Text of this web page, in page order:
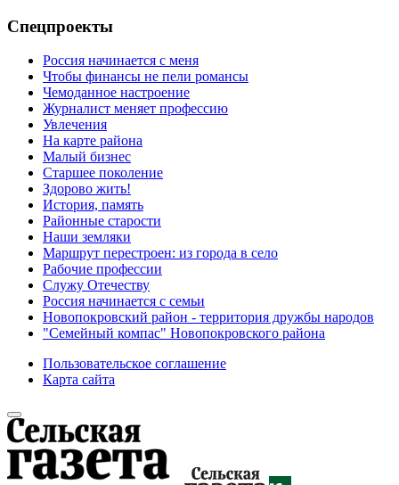
Спецпроекты
Россия начинается с меня
Чтобы финансы не пели романсы
Чемоданное настроение
Журналист меняет профессию
Увлечения
На карте района
Малый бизнес
Старшее поколение
Здорово жить!
История, память
Районные старости
Наши земляки
Маршрут перестроен: из города в село
Рабочие профессии
Служу Отечеству
Россия начинается с семьи
Новопокровский район - территория дружбы народов
"Семейный компас" Новопокровского района
Пользовательское соглашение
Карта сайта